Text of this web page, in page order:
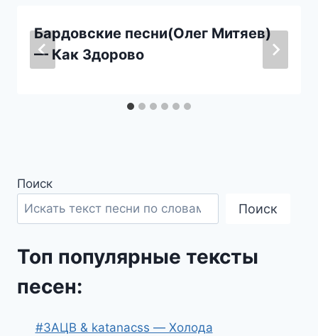
Бардовские песни(Олег Митяев)
— Как Здорово
Поиск
Поиск
Топ популярные тексты
песен:
#ЗАЦВ & katanacss — Холода